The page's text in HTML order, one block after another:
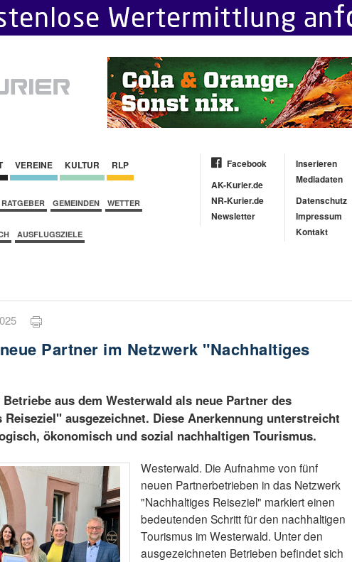
VEREINE KULTUR RLP
RATGEBER GEMEINDEN WETTER
AUSFLUGSZIELE
Facebook
AK-Kurier.de
NR-Kurier.de
Newsletter
Inserieren
Mediadaten
Datenschutz
Impressum
Kontakt
Partner im Netzwerk "Nachhaltiges
aus dem Westerwald als neue Partner des
ausgezeichnet. Diese Anerkennung unterstreicht
ökonomisch und sozial nachhaltigen Tourismus.
Westerwald. Die Aufnahme von fünf
neuen Partnerbetrieben in das Netzwerk
"Nachhaltiges Reiseziel" markiert einen
bedeutenden Schritt für den nachhaltigen
Tourismus im Westerwald. Unter den
ausgezeichneten Betrieben befindet sich